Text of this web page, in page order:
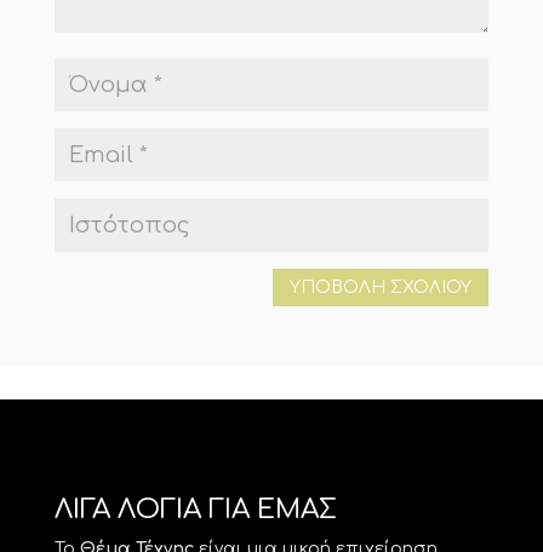
ΛΙΓΑ ΛΟΓΙΑ ΓΙΑ ΕΜΑΣ